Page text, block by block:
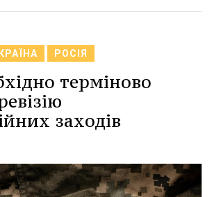
РОСІЯ
терміново
заходів